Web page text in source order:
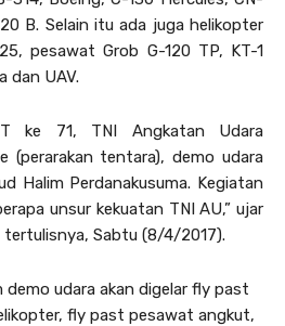
B. Selain itu ada juga helikopter
pesawat Grob G-120 TP, KT-1
dan UAV.
ke 71, TNI Angkatan Udara
(perarakan tentara), demo udara
Halim Perdanakusuma. Kegiatan
unsur kekuatan TNI AU,” ujar
tertulisnya, Sabtu (8/4/2017).
udara akan digelar fly past
fly past pesawat angkut,